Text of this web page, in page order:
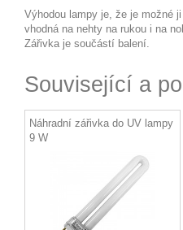
Výhodou lampy je, že je možné
vhodná na nehty na rukou i na
Zářivka je součástí balení.
Související a
Náhradní zářivka do UV lampy
9 W